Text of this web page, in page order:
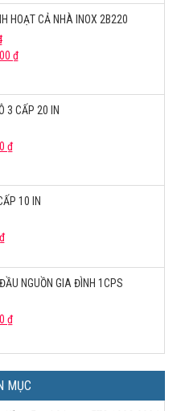
HOẠT CẢ NHÀ INOX 2B220
₫
3 CẤP 20 IN
₫
10 IN
₫
NGUỒN GIA ĐÌNH 1CPS
₫
MỤC